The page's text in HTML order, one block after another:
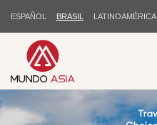
ESPAÑOL BRASIL LATINOAMÉRICA